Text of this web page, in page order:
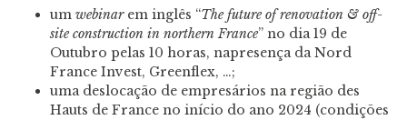
um webinarem inglês “The future of renovation & off-
site construction in northern France” no dia 19 de
Outubro pelas 10 horas, napresença da Nord
France Invest, Greenflex, …;
uma deslocação de empresários na região des
Hauts de France no início do ano 2024 (condições